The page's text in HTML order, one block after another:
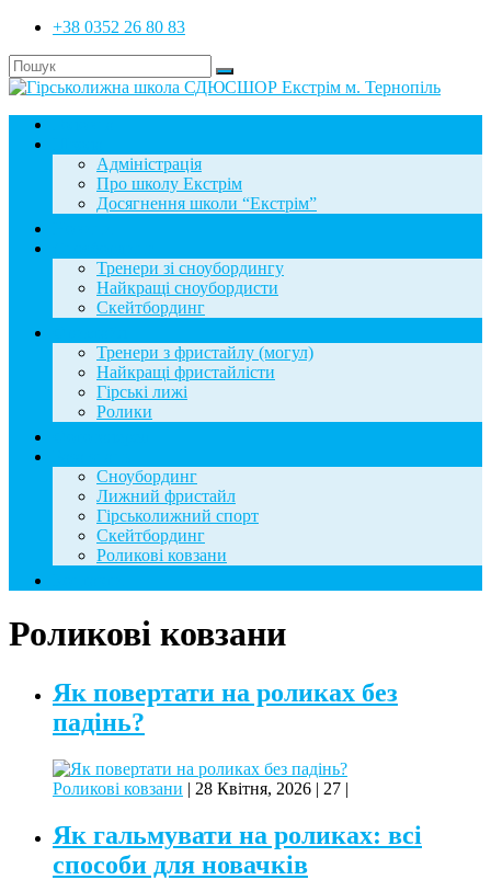
+38 0352 26 80 83
Адміністрація
Про школу Екстрім
Досягнення школи “Екстрім”
Тренери зі сноубордингу
Найкращі сноубордисти
Скейтбординг
Тренери з фристайлу (могул)
Найкращі фристайлісти
Гірські лижі
Ролики
Сноубординг
Лижний фристайл
Гірськолижний спорт
Скейтбординг
Роликові ковзани
Роликові ковзани
Як повертати на роликах без
падінь?
Роликові ковзани | 28 Квітня, 2026 | 27 |
Як гальмувати на роликах: всі
способи для новачків